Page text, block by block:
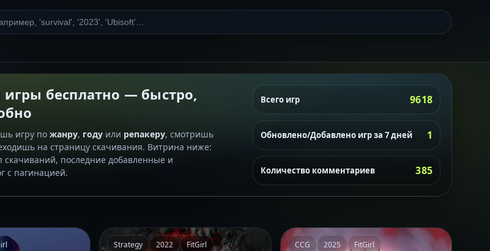
бесплатно — быстро,
игру по жанру, году или репакеру, смотришь
на страницу скачивания. Витрина ниже:
скачиваний, последние добавленные и
с пагинацией.
Всего игр 9618
Обновлено/Добавлено игр за 7 дней 1
Количество комментариев 385
Strategy 2022 FitGirl CCG 2025 FitGirl